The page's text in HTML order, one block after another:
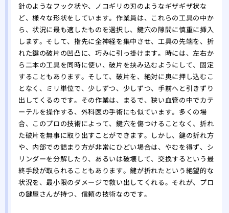
針のようなフック状や、ノコギリの刃のようなギザギザ状な
ど、様々な形状をしています。作業員は、これらの工具の中か
ら、状況に最も適したものを選択し、鍵穴の隙間に慎重に挿入
します。そして、指先に全神経を集中させ、工具の先端を、折
れた鍵の破片の凹凸に、巧みに引っ掛けます。時には、左右か
ら二本の工具を同時に使い、破片を挟み込むようにして、固定
することもあります。そして、破片を、絶対に奥に押し込むこ
となく、ミリ単位で、少しずつ、少しずつ、手前へと引きずり
出してくるのです。その作業は、まるで、狭い血管の中でカテ
ーテルを操作する、外科医の手術にも似ています。多くの場
合、このプロの技術によって、鍵穴を傷つけることなく、折れ
た破片を無事に取り出すことができます。しかし、鍵の折れ方
や、内部での詰まり方が非常にひどい場合は、やむを得ず、シ
リンダーを分解したり、あるいは破壊して、交換するという最
終手段が取られることもあります。鍵が折れたという絶望的な
状況を、最小限のダメージで救い出してくれる。それが、プロ
の鍵屋さんが持つ、信頼の技術なのです。